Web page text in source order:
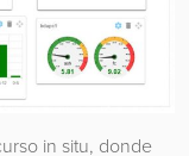
in situ, donde